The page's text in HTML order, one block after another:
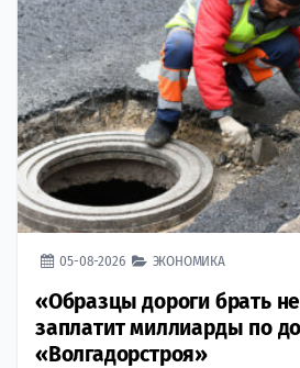
05-08-2026 ЭКОНОМИКА
«Образцы дороги брать
заплатит миллиарды по
«Волгадорстроя»